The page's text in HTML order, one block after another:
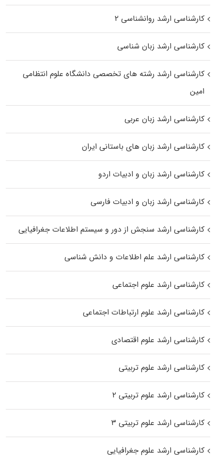
کارشناسی ارشد روانشناسی ۲
کارشناسی ارشد زبان شناسی
کارشناسی ارشد رﺷﺘﻪ ﻫﺎی تخصصی داﻧﺸﮕﺎه ﻋﻠﻮم انتظامی
اﻣﻴﻦ
کارشناسی ارشد زبان عربی
کارشناسی ارشد زبان‌ های باستانی ایران
کارشناسی ارشد زبان و ادبیات اردو
کارشناسی ارشد زبان و ادبیات فارسی
کارشناسی ارشد سنجش از دور و سیستم اطلاعات جغرافیایی
کارشناسی ارشد علم اطلاعات و دانش شناسی
کارشناسی ارشد علوم اجتماعی
کارشناسی ارشد علوم ارتباطات اجتماعی
کارشناسی ارشد علوم اقتصادی
کارشناسی ارشد علوم تربیتی
کارشناسی ارشد علوم تربیتی ۲
کارشناسی ارشد علوم تربیتی ۳
کارشناسی ارشد علوم جغرافیایی